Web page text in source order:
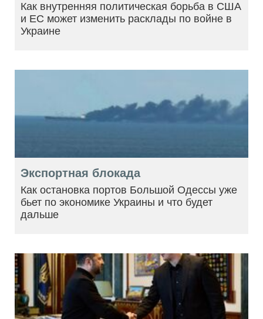
Как внутренняя политическая борьба в США
и ЕС может изменить расклады по войне в
Украине
Экспортная блокада
Как остановка портов Большой Одессы уже
бьет по экономике Украины и что будет
дальше